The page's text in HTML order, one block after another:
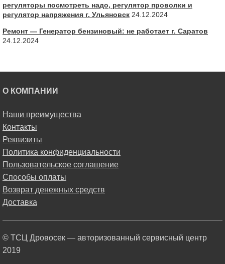
регуляторы посмотреть надо, регулятор проволки и
регулятор напряжения г. Ульяновск 24.12.2024
Ремонт — Генератор бензиновый: не работает г. Саратов
24.12.2024
О КОМПАНИИ
Наши преимущества
Контакты
Реквизиты
Политика конфиденциальности
Пользовательское соглашение
Способы оплаты
Возврат денежных средств
Доставка
© ТСЦ Дровосек — авторизованный сервисный центр
2019